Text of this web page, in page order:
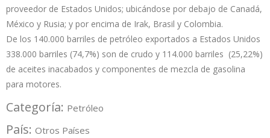
proveedor de Estados Unidos; ubicándose por debajo de Canadá,
México y Rusia; y por encima de Irak, Brasil y Colombia.
De los 140.000 barriles de petróleo exportados a Estados Unidos
338.000 barriles (74,7%) son de crudo y 114.000 barriles (25,22%)
de aceites inacabados y componentes de mezcla de gasolina
para motores.
Categoría: Petróleo
País: Otros Países